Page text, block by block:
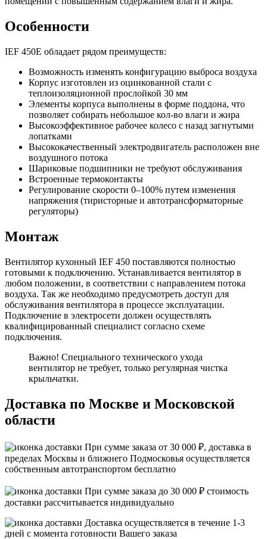
Особенности
IEF 450E обладает рядом преимуществ:
Возможность изменять конфигурацию выброса воздуха
Корпус изготовлен из оцинкованной стали с
теплоизоляционной прослойкой 30 мм
Элементы корпуса выполнены в форме поддона, что
позволяет собирать небольшое кол-во влаги и жира
Высокоэффективное рабочее колесо с назад загнутыми
лопатками
Высококачественный электродвигатель расположен вне
воздушного потока
Шариковые подшипники не требуют обслуживания
Встроенные термоконтакты
Регулирование скорости 0–100% путем изменения
напряжения (тиристорные и автотрансформаторные
регуляторы)
Монтаж
Вентилятор кухонный IEF 450 поставляются полностью
готовыми к подключению. Устанавливается вентилятор в
любом положении, в соответствии с направлением потока
воздуха. Так же необходимо предусмотреть доступ для
обслуживания вентилятора в процессе эксплуатации.
Подключение в электросети должен осуществлять
квалифицированный специалист согласно схеме
подключения.
Важно! Специального технического ухода
вентилятор не требует, только регулярная чистка
крыльчатки.
Доставка по Москве и Московской
области
При сумме заказа от 30 000 ₽, доставка в
пределах Москвы и ближнего Подмосковья осуществляется
собственным автотранспортом бесплатно
При сумме заказа до 30 000 ₽ стоимость
доставки рассчитывается индивидуально
Доставка осуществляется в течение 1-3
дней с момента готовности Вашего заказа